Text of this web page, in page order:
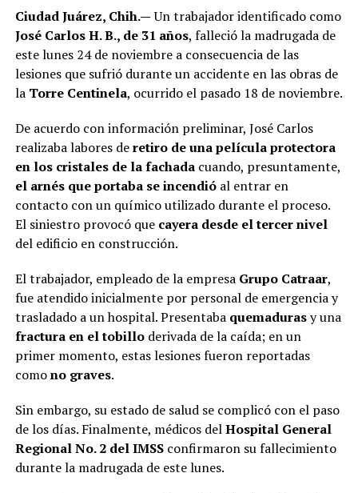
Ciudad Juárez, Chih.—Un trabajador identificado como
José Carlos H. B., de 31 años, falleció la madrugada de
este lunes 24 de noviembre a consecuencia de las
lesiones que sufrió durante un accidente en las obras de
la Torre Centinela, ocurrido el pasado 18 de noviembre.
De acuerdo con información preliminar, José Carlos
realizaba labores deretiro de una película protectora
en los cristales de la fachadacuando, presuntamente,
el arnés que portaba se incendióal entrar en
contacto con un químico utilizado durante el proceso.
El siniestro provocó que cayera desde el tercer nivel
del edificio en construcción.
El trabajador, empleado de la empresa Grupo Catraar,
fue atendido inicialmente por personal de emergencia y
trasladado a un hospital. Presentaba quemadurasy una
fractura en el tobilloderivada de la caída; en un
primer momento, estas lesiones fueron reportadas
comono graves.
Sin embargo, su estado de salud se complicó con el paso
de los días. Finalmente, médicos delHospital General
Regional No. 2 del IMSSconfirmaron su fallecimiento
durante la madrugada de este lunes.